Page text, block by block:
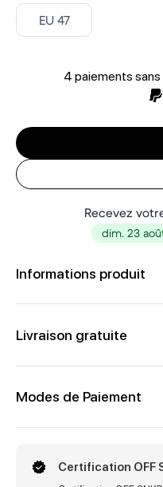
Select ‎
EU 47
4 paiements
Recevez
dim. 23
Informations produit
Livraison gratuite
Modes de Paiement
Certification OFF